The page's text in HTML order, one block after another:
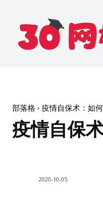
部落格 疫情自保术：如
疫情自保
2020-10-05